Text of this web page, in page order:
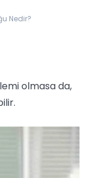
Nedir?
olmasa da,